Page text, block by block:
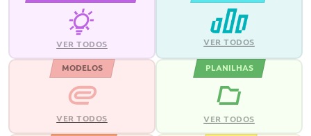
VER TODOS VER TODOS
MODELOS
VER TODOS
PLANILHAS
VER TODOS